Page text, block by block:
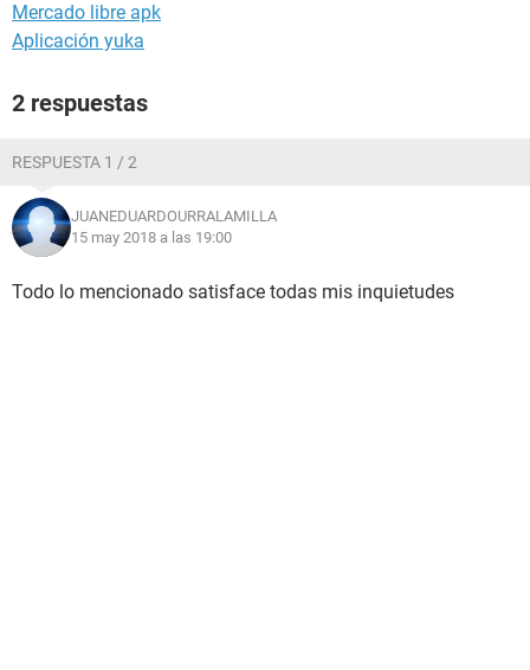
Mercado libre apk
Aplicación yuka
2 respuestas
RESPUESTA 1 / 2
JUANEDUARDOURRALAMILLA
15 may 2018 a las 19:00
Todo lo mencionado satisface todas mis inquietudes